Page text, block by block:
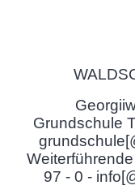
Grundschule
97 - 0 -